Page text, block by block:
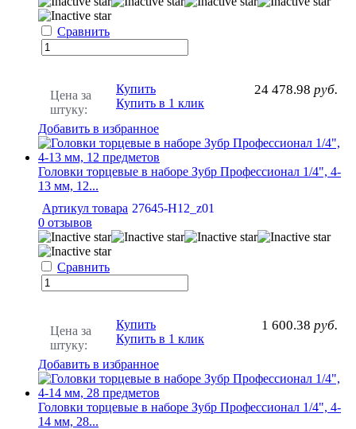
Сравнить
Цена за
штуку:
24 478.98 руб.
Купить
Купить в 1 клик
Добавить в избранное
Головки торцевые в наборе Зубр Профессионал 1/4", 4-
13 мм, 12...
Артикул товара 27645-H12_z01
0 отзывов
Сравнить
Цена за
штуку:
1 600.38 руб.
Купить
Купить в 1 клик
Добавить в избранное
Головки торцевые в наборе Зубр Профессионал 1/4", 4-
14 мм, 28...